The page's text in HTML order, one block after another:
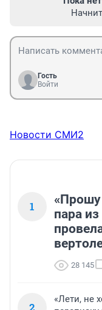
Гость
Войти
Новости СМИ2
1
пара
28 145
«Лети, не